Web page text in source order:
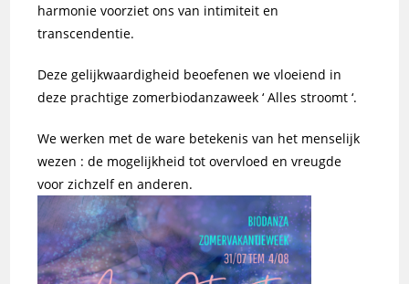
harmonie voorziet ons van intimiteit en
transcendentie.
Deze gelijkwaardigheid beoefenen we vloeiend in
deze prachtige zomerbiodanzaweek ‘ Alles stroomt ‘.
We werken met de ware betekenis van het menselijk
wezen : de mogelijkheid tot overvloed en vreugde
voor zichzelf en anderen.